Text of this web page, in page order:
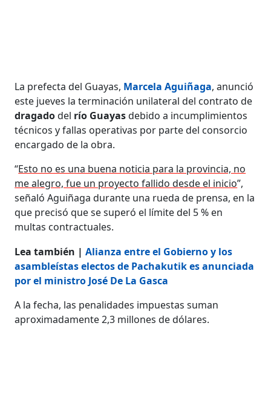
La prefecta del Guayas, Marcela Aguiñaga, anunció
este jueves la terminación unilateral del contrato de
dragadodel río Guayasdebido a incumplimientos
técnicos y fallas operativas por parte del consorcio
encargado de la obra.
“Esto no es una buena noticia para la provincia, no
me alegro, fue un proyecto fallido desde el inicio”​​​​,
señaló Aguiñaga durante una rueda de prensa, en la
que precisó que se superó el límite del 5 % en
multas contractuales.
Lea también |Alianza entre el Gobierno y los
asambleístas electos de Pachakutik es anunciada
por el ministro José De La Gasca
A la fecha, las penalidades impuestas suman
aproximadamente 2,3 millones de dólares.